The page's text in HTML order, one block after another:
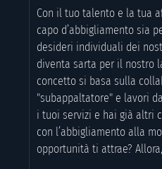
Con il tuo talento e la tua
capo d’abbigliamento sia
desideri individuali dei
diventa sarta per il nostro
concetto si basa sulla
"subappaltatore" e lavori
i tuoi servizi e hai già altri
con l’abbigliamento alla
opportunità ti attrae?